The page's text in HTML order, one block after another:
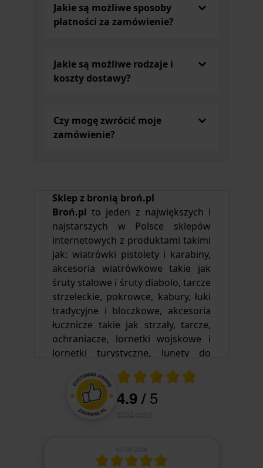
Jakie są możliwe sposoby
płatności za zamówienie?
Jakie są możliwe rodzaje i
koszty dostawy?
Czy mogę zwrócić moje
zamówienie?
Sklep z bronią broń.pl
Broń.pl to jeden z największych i
najstarszych w Polsce sklepów
internetowych z produktami takimi
jak: wiatrówki pistolety i karabiny,
akcesoria wiatrówkowe takie jak
śruty stalowe i śruty diabolo, tarcze
strzeleckie, pokrowce, kabury, łuki
tradycyjne i bloczkowe, akcesoria
łucznicze takie jak strzały, tarcze,
ochraniacze, lornetki wojskowe i
lornetki turystyczne, lunety do
wiatrówek, lunety myśliwskie,
celowniki, noktowizory, termowizja,
dalmierze, teleskopy do obserwacji
gwiazd i planet, pistolety, karabiny i
termosy, kubki termiczne,
Oceny i opinie klientów
Ocena średnia 4.9 na 5
4.9/5